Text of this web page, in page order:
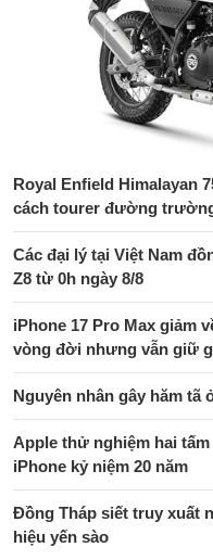
Royal Enfield Himalayan
cách tourer đường
Các đại lý tại Việt Nam
Z8 từ 0h ngày 8/8
iPhone 17 Pro Max giảm
vòng đời nhưng vẫn giữ
Nguyên nhân gây hăm tã
Apple thử nghiệm hai
iPhone kỷ niệm 20 năm
Đồng Tháp siết truy xuất
hiệu yến sào